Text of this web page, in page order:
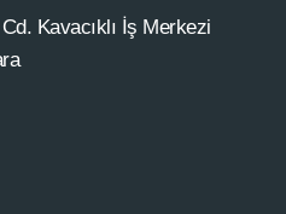
Kavacıklı İş Merkezi